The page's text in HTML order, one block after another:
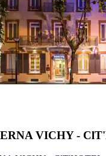
VICHY -